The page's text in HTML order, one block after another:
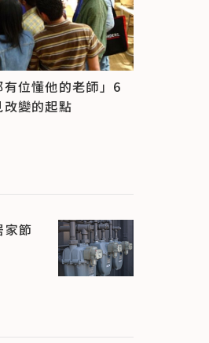
有位懂他的老師」6
變的起點
家節